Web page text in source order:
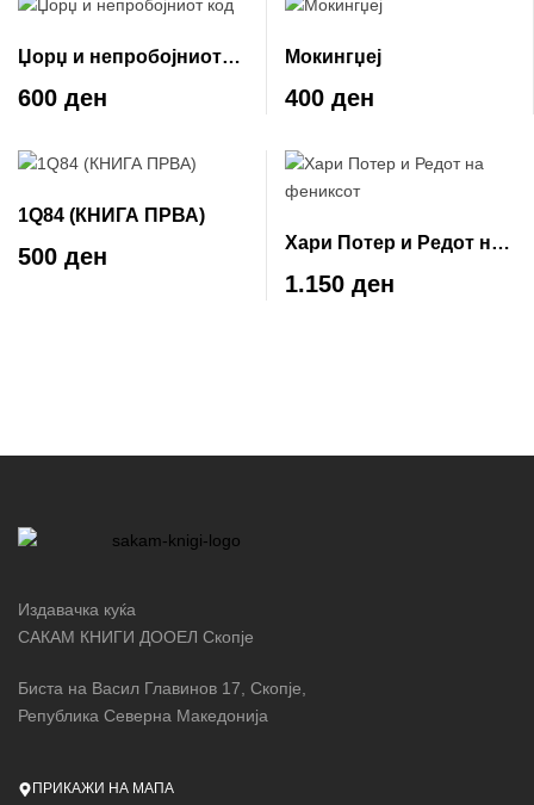
Џорџ и непробојниот
код
600 ден
Мокингџеј
400 ден
1Q84 (КНИГА ПРВА)
500 ден
Хари Потер и Редот на
фениксот
1.150 ден
Издавачка куќа
САКАМ КНИГИ ДООЕЛ Скопје
Биста на Васил Главинов 17, Скопје,
Република Северна Македонија
ПРИКАЖИ НА МАПА